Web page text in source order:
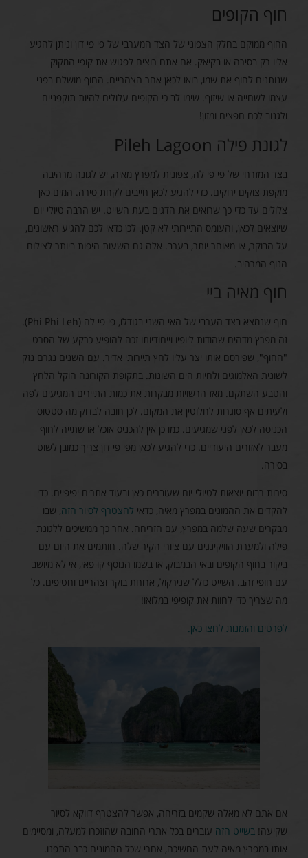
חוף הקופים
החוף ממוקם בחלק הצפוני של הצד המערבי של פי פי דון וניתן להגיע
אליו רק בסירה או בקיאק. אם אתם רוצים לפגוש את קופי המקוק
שנותנים לחוף את שמו, בואו לכאן אחר הצהריים. החוף מושלם בפני
עצמו לשחייה או שיזוף. שימו לב כי הקופים עלולים להיות תוקפניים
ולגנוב לכם חפצים ומזון!
לגונת פילה Pileh Lagoon
בצד המזרחי של פי פי לה, צפונית למפרץ מאיה, יש לגונה מרהיבה
מוקפת צוקים ירוקים. כדי להגיע לכאן חייבים לקחת סירה. המים כאן
צלולים עד כדי כך שרואים את הדגים בעת השייט. יש הרבה טיולי יום
שיוצאים לכאן, והעומס התיירותי לא קטן. לכן כדאי לכם להגיע ראשונים,
על הבוקר, או מאוחר יותר, בערב. אלה גם השעות היפות ביותר לצילום
הנוף המרהיב.
חוף מאיה ביי
חוף שנמצא בצד הערבי של האי השני בגודלו, פי פי לה (Phi Phi Leh).
זה מפרץ מדהים שהודות ליופיו וייחודיותו זכה להופיע כרקע של הסרט
"החוף", שפירסם אותו יצר עליו לחץ תיירותי אדיר. עם השנים נגרם נזק
לשונית האלמוגים ולחיות הים השונות. בתקופת הקורונה הוקל הלחץ
והטבע השתקם. מאז הרשויות מבקרות את כמות התיירים המגיעים לפה
ולעיתים אף סוגרות לחלוטין את המקום. לכן חובה לבדוק מה סטטוס
הכניסה לכאן לפני שמגיעים. כמו כן אין להכניס אוכל או שתייה לחוף
מעבר לאזורים היעודיים. כדי להגיע לכאן מפי פי דון צריך כמובן לשוט
בסירה.
סירות רבות יוצאות לטיולי יום שעוברים כאן ובעוד אתרים יפיפיים. כדי
להקדים את ההמונים במפרץ מאיה, כדאי להצטרף לסיור הזה, שבו
מבקרים שעה שלמה במפרץ, עם הזריחה. אחר כך ממשיכים ללגונת
פילה ולמערת הוויקינגים עם ציורי הקיר שלה. חותמים את היום עם
ביקור בחוף הקופים ובאי הבמבוק, או בשמו הנוסף קו פאי, אי לא מיושב
עם חופי זהב. השייט כולל שנירקול, ארוחת בוקר וצהריים וחטיפים. כל
מה שצריך כדי לחוות את קופיפי במלואו!
לפרטים והזמנות לחצו כאן.
אם אתם לא מאלה שקמים בזריחה, אפשר להצטרף דווקא לסיור
שקיעה! בשייט הזה עוברים בכל אתרי החובה שהוזכרו למעלה, ומסיימים
אותו במפרץ מאיה לעת החשיכה, אחרי שכל ההמונים כבר התפנו.